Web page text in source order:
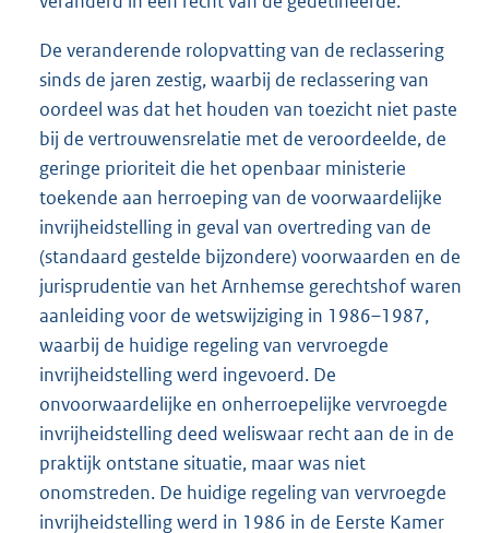
De veranderende rolopvatting van de reclassering
sinds de jaren zestig, waarbij de reclassering van
oordeel was dat het houden van toezicht niet paste
bij de vertrouwensrelatie met de veroordeelde, de
geringe prioriteit die het openbaar ministerie
toekende aan herroeping van de voorwaardelijke
invrijheidstelling in geval van overtreding van de
(standaard gestelde bijzondere) voorwaarden en de
jurisprudentie van het Arnhemse gerechtshof waren
aanleiding voor de wetswijziging in 1986–1987,
waarbij de huidige regeling van vervroegde
invrijheidstelling werd ingevoerd. De
onvoorwaardelijke en onherroepelijke vervroegde
invrijheidstelling deed weliswaar recht aan de in de
praktijk ontstane situatie, maar was niet
onomstreden. De huidige regeling van vervroegde
invrijheidstelling werd in 1986 in de Eerste Kamer